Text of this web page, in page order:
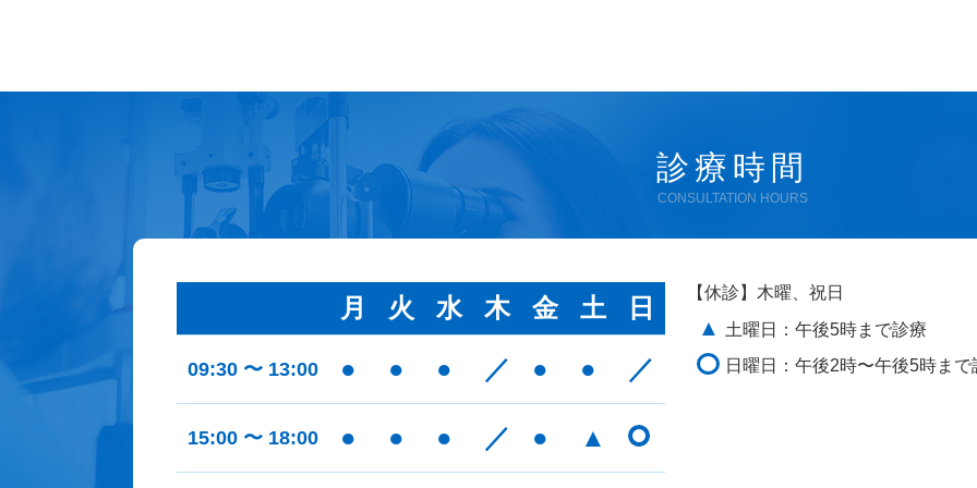
診療時間
CONSULTATION HOURS
月 火 水 木 金 土 日
09:30 〜 13:00 ● ● ● ／ ● ● ／
15:00 〜 18:00 ● ● ● ／ ● ▲
【休診】木曜、祝日
▲
土曜日：午後5時まで診療
日曜日：午後2時〜午後5時まで